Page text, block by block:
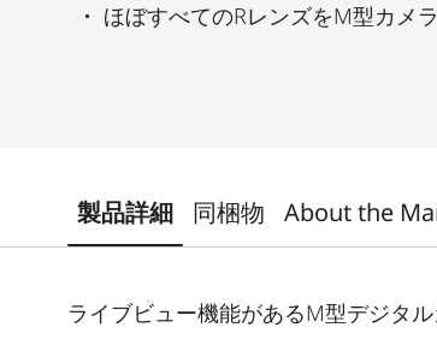
ほぼすべてのRレンズをM型カメ
製品詳細 同梱物 About the
ライブビュー機能があるM型デジタ